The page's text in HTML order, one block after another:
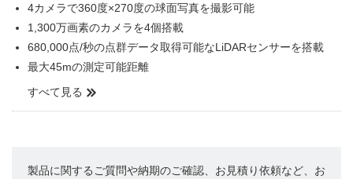
4カメラで360度×270度の球面写真を撮影可能
1,300万画素のカメラを4個搭載
680,000点/秒の点群データ取得可能なLiDARセンサーを搭載
最大45mの測定可能距離
すべて見る
製品に関するご質問や納期のご確認、お見積り依頼など、お